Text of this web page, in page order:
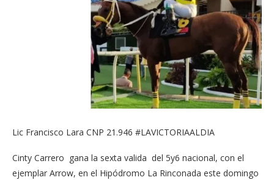
Lic Francisco Lara CNP 21.946 #LAVICTORIAALDIA
Cinty Carrero gana la sexta valida del 5y6 nacional, con el
ejemplar Arrow, en el Hipódromo La Rinconada este domingo